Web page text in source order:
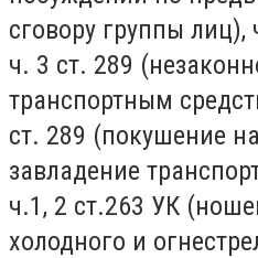
сговору группы лиц),
ч. 3 ст. 289
транспортным
ст. 289 (покушение
завладение
ч.1, 2 ст.263 УК
холодного и